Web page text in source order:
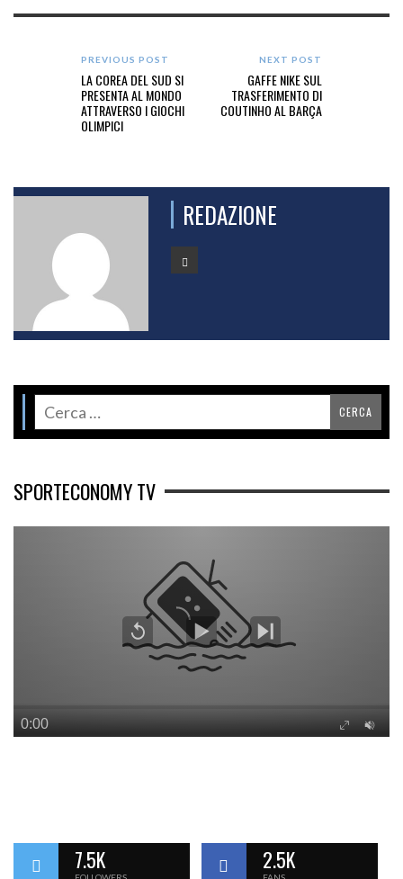
PREVIOUS POST
LA COREA DEL SUD SI
PRESENTA AL MONDO
ATTRAVERSO I GIOCHI
OLIMPICI
NEXT POST
GAFFE NIKE SUL
TRASFERIMENTO DI
COUTINHO AL BARÇA
REDAZIONE
SPORTECONOMY TV
7.5K 2.5K